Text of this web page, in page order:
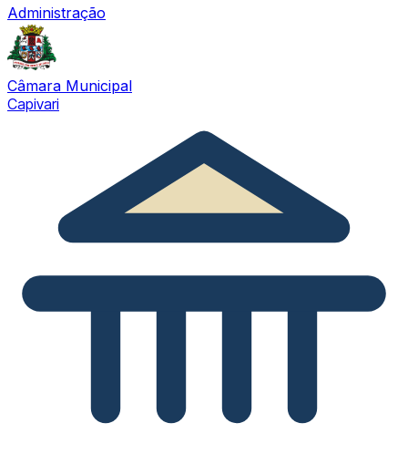
Administração
Câmara Municipal
Capivari